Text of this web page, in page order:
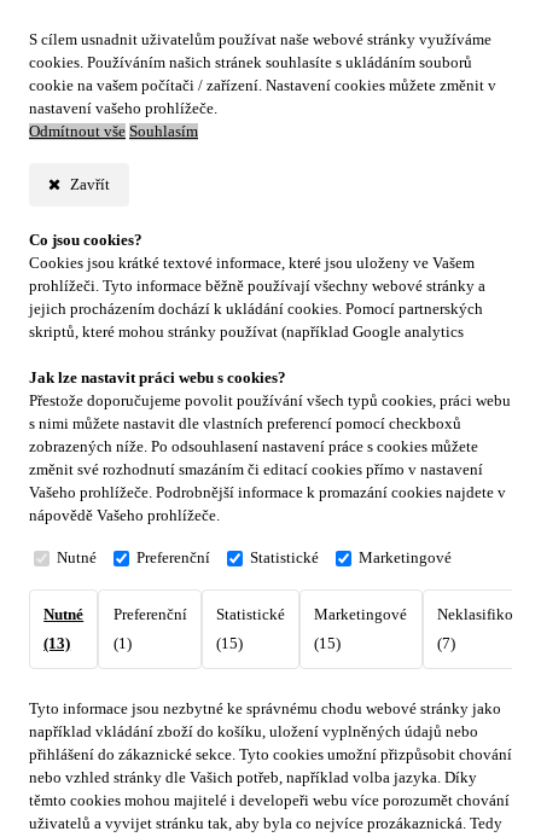
S cílem usnadnit uživatelům používat naše webové stránky využíváme
cookies. Používáním našich stránek souhlasíte s ukládáním souborů
cookie na vašem počítači / zařízení. Nastavení cookies můžete změnit v
nastavení vašeho prohlížeče.
Odmítnout vše Souhlasím
Zavřít
Co jsou cookies?
Cookies jsou krátké textové informace, které jsou uloženy ve Vašem
prohlížeči. Tyto informace běžně používají všechny webové stránky a
jejich procházením dochází k ukládání cookies. Pomocí partnerských
skriptů, které mohou stránky používat (například Google analytics
Jak lze nastavit práci webu s cookies?
Přestože doporučujeme povolit používání všech typů cookies, práci webu
s nimi můžete nastavit dle vlastních preferencí pomocí checkboxů
zobrazených níže. Po odsouhlasení nastavení práce s cookies můžete
změnit své rozhodnutí smazáním či editací cookies přímo v nastavení
Vašeho prohlížeče. Podrobnější informace k promazání cookies najdete v
nápovědě Vašeho prohlížeče.
Nutné Preferenční Statistické Marketingové
Nutné
(13)
Preferenční
(1)
Statistické
(15)
Marketingové
(15)
(7)
Tyto informace jsou nezbytné ke správnému chodu webové stránky jako
například vkládání zboží do košíku, uložení vyplněných údajů nebo
přihlášení do zákaznické sekce. Tyto cookies umožní přizpůsobit chování
nebo vzhled stránky dle Vašich potřeb, například volba jazyka. Díky
těmto cookies mohou majitelé i developeři webu více porozumět chování
uživatelů a vyvijet stránku tak, aby byla co nejvíce prozákaznická. Tedy